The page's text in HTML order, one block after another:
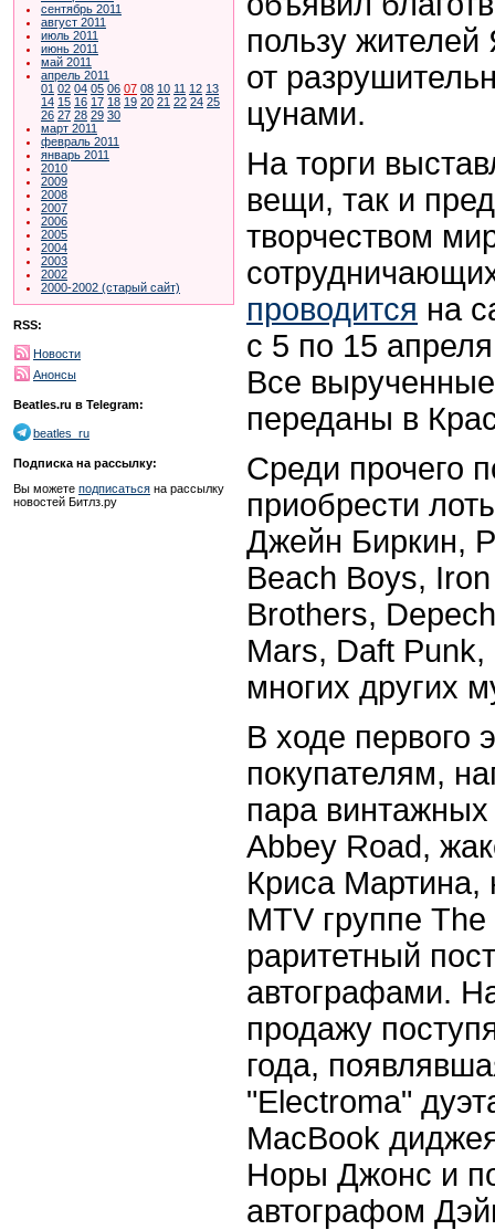
сентябрь 2011
август 2011
июль 2011
июнь 2011
май 2011
апрель 2011
01 02 04 05 06 07 08 10 11 12 13
14 15 16 17 18 19 20 21 22 24 25
26 27 28 29 30
март 2011
февраль 2011
январь 2011
2010
2009
2008
2007
2006
2005
2004
2003
2002
2000-2002 (старый сайт)
RSS:
Новости
Анонсы
Beatles.ru в Telegram:
beatles_ru
Подписка на рассылку:
Вы можете подписаться на рассылку
новостей Битлз.ру
пользу
от
цунами.
На торги
вещи, так и
творчеством
проводится на
с 5 по 15
Все
переданы в
Среди прочего
приобрести
Джейн Биркин,
Beach Boys,
Brothers,
Mars, Daft
многих других
В ходе первого
покупателям,
пара
Abbey Road,
Криса Мартина,
MTV группе
раритетный
автографами.
продажу
года,
"Electroma"
MacBook
Норы Джонс и
автографом